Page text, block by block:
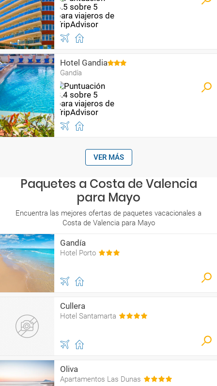
Hotel Gandia
Gandía
VER MÁS
Paquetes a Costa de Valencia
para Mayo
Encuentra las mejores ofertas de paquetes vacacionales a
Costa de Valencia para Mayo
Gandía
Hotel Porto
Cullera
Hotel Santamarta
Oliva
Apartamentos Las Dunas